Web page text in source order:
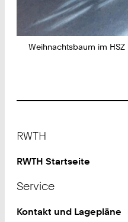
Weihnachtsbaum im HSZ
RWTH
RWTH Startseite
Service
Kontakt und Lagepläne